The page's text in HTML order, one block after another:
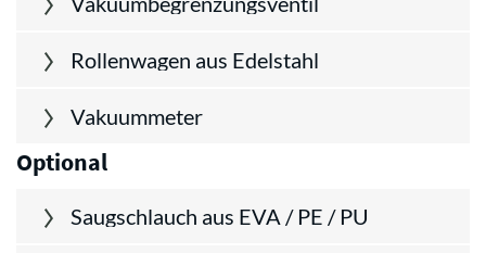
Rollenwagen aus Edelstahl
Vakuummeter
Optional
Saugschlauch aus EVA / PE / PU